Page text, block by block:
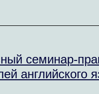
семинар-
английского